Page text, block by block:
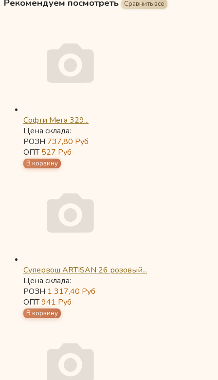
Рекомендуем посмотреть
Софти Мега 329...
Цена склада:
РОЗН 737,80 Руб
ОПТ527 Руб
Супервош ARTISAN 26 розовый...
Цена склада:
РОЗН 1 317,40 Руб
ОПТ941 Руб